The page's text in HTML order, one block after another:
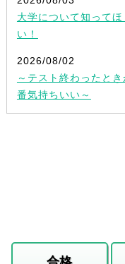
大学について知ってほ
い！
2026/08/02
～テスト終わったとき
番気持ちいい～